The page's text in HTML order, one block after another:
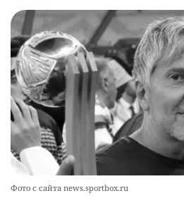
2 26
10
💻 В школах Казахстана
содержание некоторых
2470 3 19
Фото с сайта news.sportbox.ru